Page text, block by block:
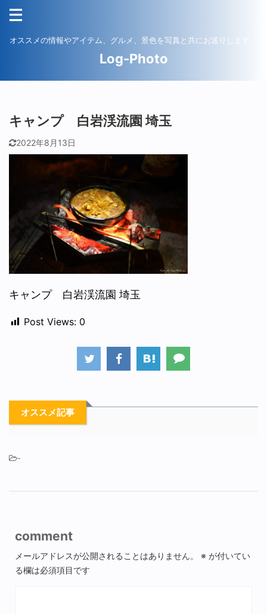
オススメの情報やアイテム、グルメ、景色を写真と共にお送りします。
Log-Photo
キャンプ 白岩渓流園 埼玉
2022年8月13日
キャンプ 白岩渓流園 埼玉
Post Views: 0
オススメ記事
-
comment
メールアドレスが公開されることはありません。 ※ が付いてい
る欄は必須項目です